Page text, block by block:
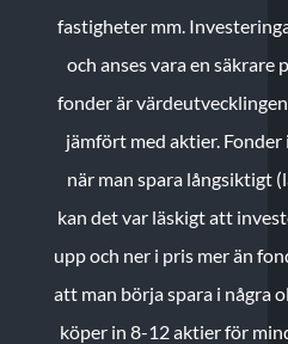
fastigheter mm.
och anses vara en säkrare
fonder är
jämfört med aktier.
när man spara långsiktigt
kan det var läskigt att
upp och ner i pris mer än
att man börja spara i några
köper in 8-12 aktier för